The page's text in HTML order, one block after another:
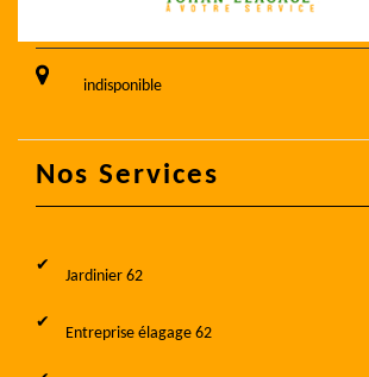
indisponible
Nos Services
Jardinier 62
Entreprise élagage 62